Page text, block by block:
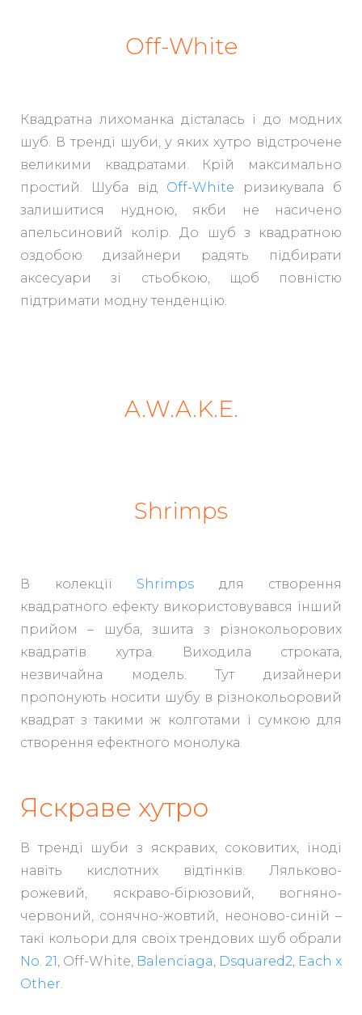
Off-White
Квадратна лихоманка дісталась і до модних
шуб. В тренді шуби, у яких хутро відстрочене
великими квадратами. Крій максимально
простий. Шуба від Off-White ризикувала б
залишитися нудною, якби не насичено
апельсиновий колір. До шуб з квадратною
оздобою дизайнери радять підбирати
аксесуари зі стьобкою, щоб повністю
підтримати модну тенденцію.
A.W.A.K.E.
Shrimps
В колекції Shrimps для створення
квадратного ефекту використовувався інший
прийом – шуба, зшита з різнокольорових
квадратів хутра. Виходила строката,
незвичайна модель. Тут дизайнери
пропонують носити шубу в різнокольоровий
квадрат з такими ж колготами і сумкою для
створення ефектного монолука.
Яскраве хутро
В тренді шуби з яскравих, соковитих, іноді
навіть кислотних відтінків. Ляльково-
рожевий, яскраво-бірюзовий, вогняно-
червоний, сонячно-жовтий, неоново-синій –
такі кольори для своїх трендових шуб обрали
No. 21, Off-White, Balenciaga, Dsquared2, Each x
Other.